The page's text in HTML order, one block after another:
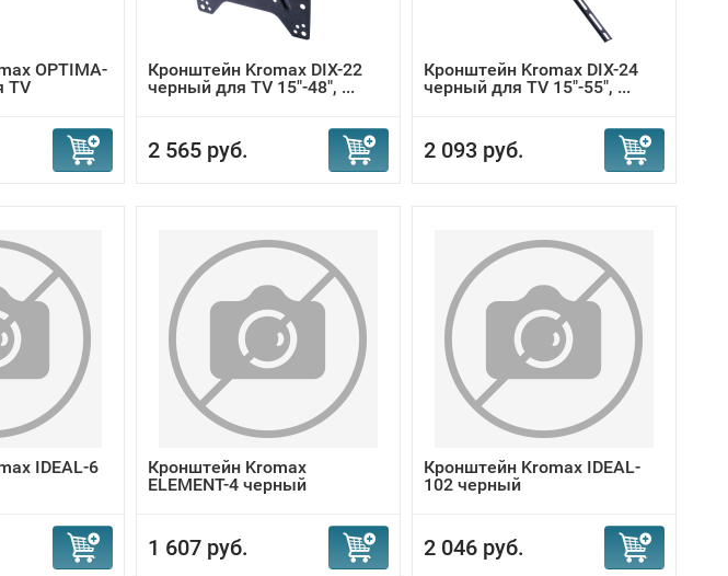
OPTIMA-
TV
Кронштейн Kromax DIX-22
черный для TV 15"-48", ...
2 565 руб.
Кронштейн Kromax DIX-24
черный для TV 15"-55", ...
2 093 руб.
IDEAL-6
Кронштейн Kromax
ELEMENT-4 черный
1 607 руб.
Кронштейн Kromax IDEAL-
102 черный
2 046 руб.